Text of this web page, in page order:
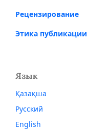
Рецензирование
Этика публикации
Язык
Қазақша
Русский
English